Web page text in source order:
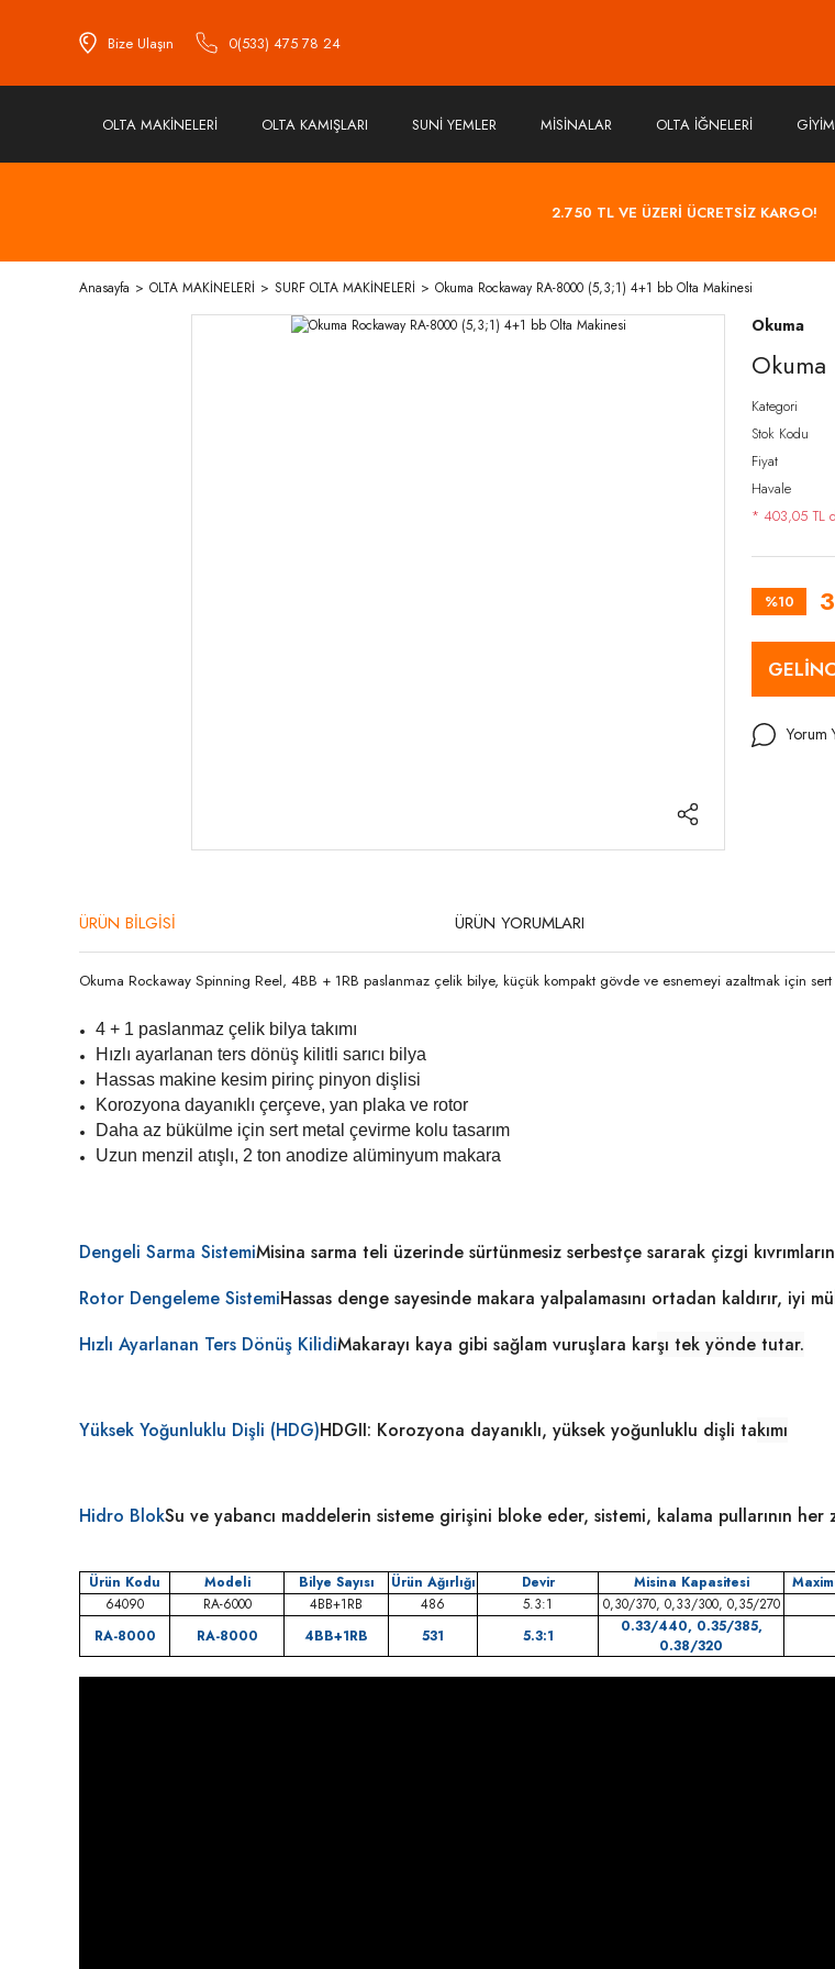
Bize Ulaşın 0(533) 475 78 24
OLTA MAKİNELERİ OLTA KAMIŞLARI SUNİ YEMLER MİSİNALAR OLTA İĞNELERİ GİYİM
2.750 TL VE ÜZERİ ÜCRETSİZ KARGO!
Anasayfa OLTA MAKİNELERİ SURF OLTA MAKİNELERİ Okuma Rockaway RA-8000 (5,3;1) 4+1 bb Olta Makinesi
Okuma
Kategori
Stok Kodu
Fiyat
Havale
* 403,05 TL
%10
Yorum
ÜRÜN BİLGİSİ ÜRÜN YORUMLARI
Okuma Rockaway Spinning Reel, 4BB + 1RB paslanmaz çelik bilye, küçük kompakt gövde ve esnemeyi azaltmak için sert
4 + 1 paslanmaz çelik bilya takımı
Hızlı ayarlanan ters dönüş kilitli sarıcı bilya
Hassas makine kesim pirinç pinyon dişlisi
Korozyona dayanıklı çerçeve, yan plaka ve rotor
Daha az bükülme için sert metal çevirme kolu tasarım
Uzun menzil atışlı, 2 ton anodize alüminyum makara
Dengeli Sarma SistemiMisina sarma teli üzerinde sürtünmesiz serbestçe sararak çizgi
Rotor Dengeleme SistemiHassas denge sayesinde makara yalpalamasını ortadan kaldırır, iyi
Hızlı Ayarlanan Ters Dönüş KilidiMakarayı kaya gibi sağlam vuruşlara karşı tek yönde tutar.
Yüksek Yoğunluklu Dişli (HDG)HDGII: Korozyona dayanıklı, yüksek yoğunluklu dişli takımı
Hidro BlokSu ve yabancı maddelerin sisteme girişini bloke eder, sistemi, kalama pullarının her
Ürün Kodu Modeli Bilye Sayısı Ürün Ağırlığı Devir Misina Kapasitesi
64090
RA-6000 4BB+1RB 486 5.3:1 0,30/370, 0,33/300, 0,35/270
RA-8000
RA-8000 4BB+1RB 531 5.3:1
0.33/440, 0.35/385,
0.38/320